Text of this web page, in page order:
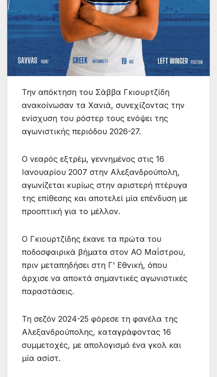
Την απόκτηση του Σάββα Γκιουρτζίδη
ανακοίνωσαν τα Χανιά, συνεχίζοντας την
ενίσχυση του ρόστερ τους ενόψει της
αγωνιστικής περιόδου 2026-27.
Ο νεαρός εξτρέμ, γεννημένος στις 16
Ιανουαρίου 2007 στην Αλεξανδρούπολη,
αγωνίζεται κυρίως στην αριστερή πτέρυγα
της επίθεσης και αποτελεί μία επένδυση με
προοπτική για το μέλλον.
Ο Γκιουρτζίδης έκανε τα πρώτα του
ποδοσφαιρικά βήματα στον ΑΟ Μαΐστρου,
πριν μεταπηδήσει στη Γ’ Εθνική, όπου
άρχισε να αποκτά σημαντικές αγωνιστικές
παραστάσεις.
Τη σεζόν 2024-25 φόρεσε τη φανέλα της
Αλεξανδρούπολης, καταγράφοντας 16
συμμετοχές, με απολογισμό ένα γκολ και
μία ασίστ.